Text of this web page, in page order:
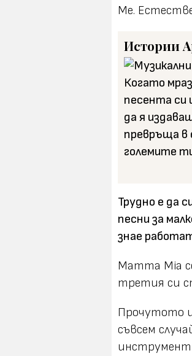
Me.
Истории
Трудно е да
песни за
знае
Mamma Mia
третия си
Прочутото
съвсем
инструмент